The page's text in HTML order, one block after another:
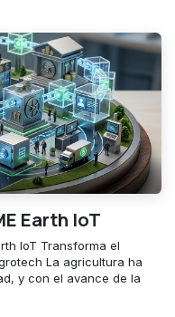
Earth IoT
IoT Transforma el
La agricultura ha
y con el avance de la